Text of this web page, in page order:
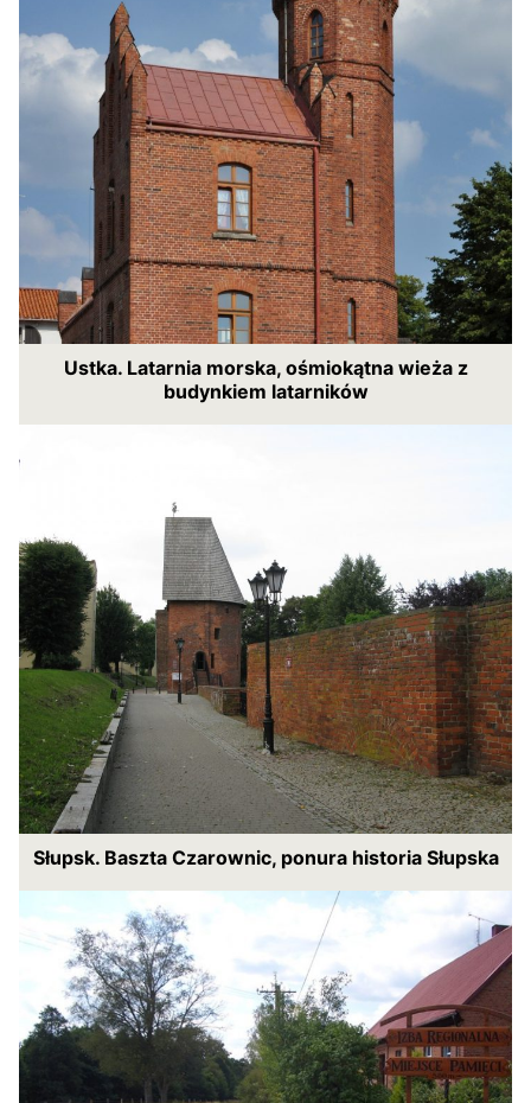
Ustka. Latarnia morska, ośmiokątna wieża z
budynkiem latarników
Słupsk. Baszta Czarownic, ponura historia Słupska